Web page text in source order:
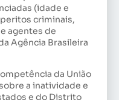
(idade e
criminais,
agentes de
Agência Brasileira
da União
a inatividade e
e do Distrito